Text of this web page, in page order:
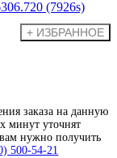
заказа на данную
минут уточнят
нужно получить
500-54-21